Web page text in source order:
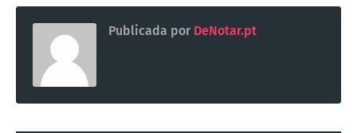
Publicada por DeNotar.pt